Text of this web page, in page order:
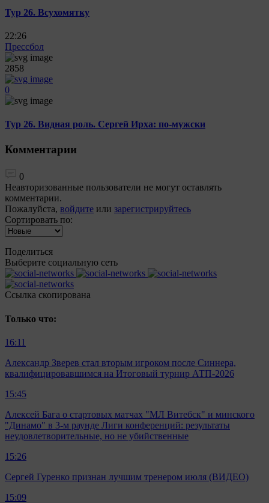
Тур 26. Всухомятку
22:26
Прессбол
2858
0
Тур 26. Видная роль. Сергей Ирха: по-мужски
Комментарии
0
Неавторизованные пользователи не могут оставлять
комментарии.
Пожалуйста, войдите или зарегистрируйтесь
Сортировать по:
Поделиться
Выберите социальную сеть
Ccылка скопирована
Только что:
16:11
Александр Зверев стал вторым игроком после Синнера,
квалифицировавшимся на Итоговый турнир АТП-2026
15:45
Алексей Бага о стартовых матчах "МЛ Витебск" и минского
"Динамо" в 3-м раунде Лиги конференций: результаты
неудовлетворительные, но не убийственные
15:26
Сергей Гуренко признан лучшим тренером июля (ВИДЕО)
15:09